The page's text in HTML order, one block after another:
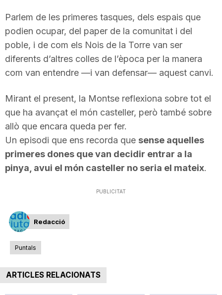
Parlem de les primeres tasques, dels espais que
podien ocupar, del paper de la comunitat i del
poble, i de com els Nois de la Torre van ser
diferents d’altres colles de l’època per la manera
com van entendre —i van defensar— aquest canvi.
Mirant el present, la Montse reflexiona sobre tot el
que ha avançat el món casteller, però també sobre
allò que encara queda per fer.
Un episodi que ens recorda que sense aquelles
primeres dones que van decidir entrar a la
pinya, avui el món casteller no seria el mateix.
PUBLICITAT
Redacció
Puntals
ARTICLES RELACIONATS